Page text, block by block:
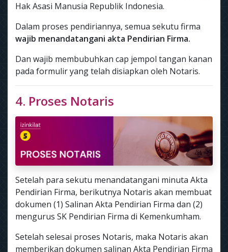
Hak Asasi Manusia Republik Indonesia.
Dalam proses pendiriannya, semua sekutu firma
wajib menandatangani akta Pendirian Firma.
Dan wajib membubuhkan cap jempol tangan kanan
pada formulir yang telah disiapkan oleh Notaris.
4. Proses Notaris
Setelah para sekutu menandatangani minuta Akta
Pendirian Firma, berikutnya Notaris akan membuat
dokumen (1) Salinan Akta Pendirian Firma dan (2)
mengurus SK Pendirian Firma di Kemenkumham.
Setelah selesai proses Notaris, maka Notaris akan
memberikan dokumen salinan Akta Pendirian Firma